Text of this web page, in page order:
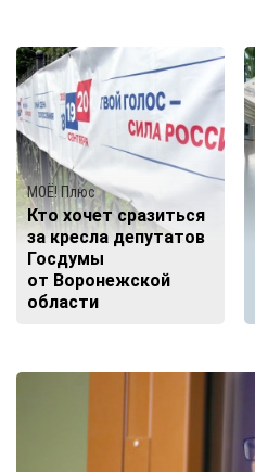
МОЁ! Плюс
Кто хочет сразиться
за кресла депутатов
Госдумы
от Воронежской
области